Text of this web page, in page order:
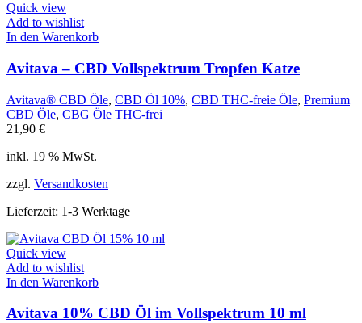
Quick view
Add to wishlist
In den Warenkorb
Avitava – CBD Vollspektrum Tropfen Katze
Avitava® CBD Öle, CBD Öl 10%, CBD THC-freie Öle, Premium
CBD Öle, CBG Öle THC-frei
21,90 €
inkl. 19 % MwSt.
zzgl. Versandkosten
Lieferzeit: 1-3 Werktage
Quick view
Add to wishlist
In den Warenkorb
Avitava 10% CBD Öl im Vollspektrum 10 ml